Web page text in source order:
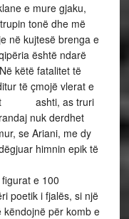
e mure gjaku,
tonë dhe më
në kujtesë brenga e
është ndarë
këtë fatalitet të
të çmojë vlerat e
ashti, as truri
nuk derdhet
se Ariani, me dy
himnin epik të
e 100
poetik i fjalës, si një
për komb e